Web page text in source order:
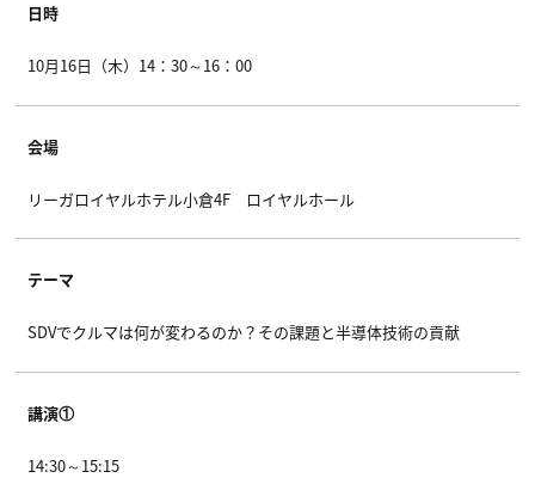
日時
10月16日（木）14：30～16：00
会場
リーガロイヤルホテル小倉4F ロイヤルホール
テーマ
SDVでクルマは何が変わるのか？その課題と半導体技術の貢献
講演①
14:30～15:15